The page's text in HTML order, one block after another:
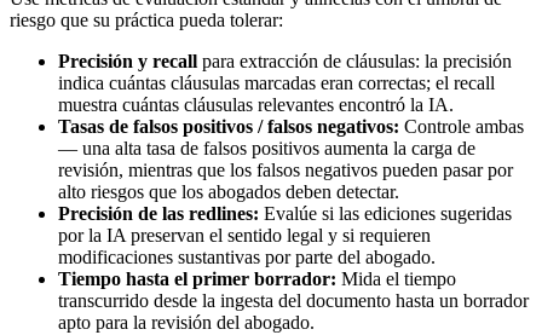
riesgo que su práctica pueda tolerar:
Precisión y recall para extracción de cláusulas: la precisión
indica cuántas cláusulas marcadas eran correctas; el recall
muestra cuántas cláusulas relevantes encontró la IA.
Tasas de falsos positivos / falsos negativos: Controle ambas
— una alta tasa de falsos positivos aumenta la carga de
revisión, mientras que los falsos negativos pueden pasar por
alto riesgos que los abogados deben detectar.
Precisión de las redlines: Evalúe si las ediciones sugeridas
por la IA preservan el sentido legal y si requieren
modificaciones sustantivas por parte del abogado.
Tiempo hasta el primer borrador: Mida el tiempo
transcurrido desde la ingesta del documento hasta un borrador
apto para la revisión del abogado.